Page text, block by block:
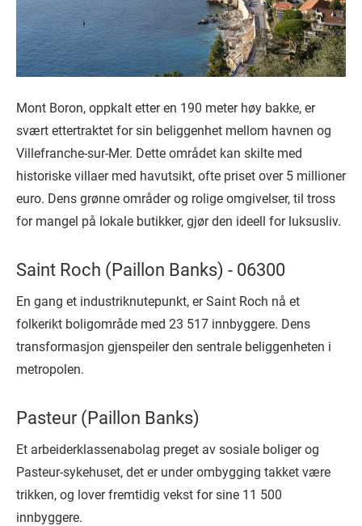
Mont Boron, oppkalt etter en 190 meter høy bakke, er
svært ettertraktet for sin beliggenhet mellom havnen og
Villefranche-sur-Mer. Dette området kan skilte med
historiske villaer med havutsikt, ofte priset over 5 millioner
euro. Dens grønne områder og rolige omgivelser, til tross
for mangel på lokale butikker, gjør den ideell for luksusliv.
Saint Roch (Paillon Banks) - 06300
En gang et industriknutepunkt, er Saint Roch nå et
folkerikt boligområde med 23 517 innbyggere. Dens
transformasjon gjenspeiler den sentrale beliggenheten i
metropolen.
Pasteur (Paillon Banks)
Et arbeiderklassenabolag preget av sosiale boliger og
Pasteur-sykehuset, det er under ombygging takket være
trikken, og lover fremtidig vekst for sine 11 500
innbyggere.